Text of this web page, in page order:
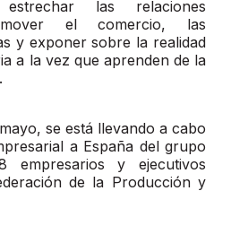
las relaciones
el comercio, las
y exponer sobre la realidad
a la vez que aprenden de la
se está llevando a cabo
a España del grupo
empresarios y ejecutivos
de la Producción y